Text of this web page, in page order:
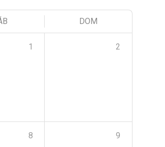
DOM
1 2
8 9